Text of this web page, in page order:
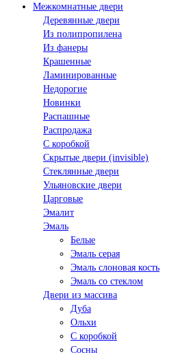
Межкомнатные двери
Деревянные двери
Из полипропилена
Из фанеры
Крашенные
Ламинированные
Недорогие
Новинки
Распашные
Распродажа
С коробкой
Скрытые двери (invisible)
Стеклянные двери
Ульяновские двери
Царговые
Эмалит
Эмаль
Белые
Эмаль серая
Эмаль слоновая кость
Эмаль со стеклом
Двери из массива
Дуба
Ольхи
С коробкой
Сосны